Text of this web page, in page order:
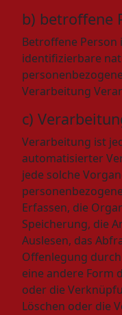
b) betroffene
Betroffene
identifizierbare
Verarbeitung
c)
Verarbeitung ist
automatisierter
jede solche
Erfassen, die
Speicherung, die
Auslesen, das
Offenlegung
eine andere Form
oder die
Löschen oder die